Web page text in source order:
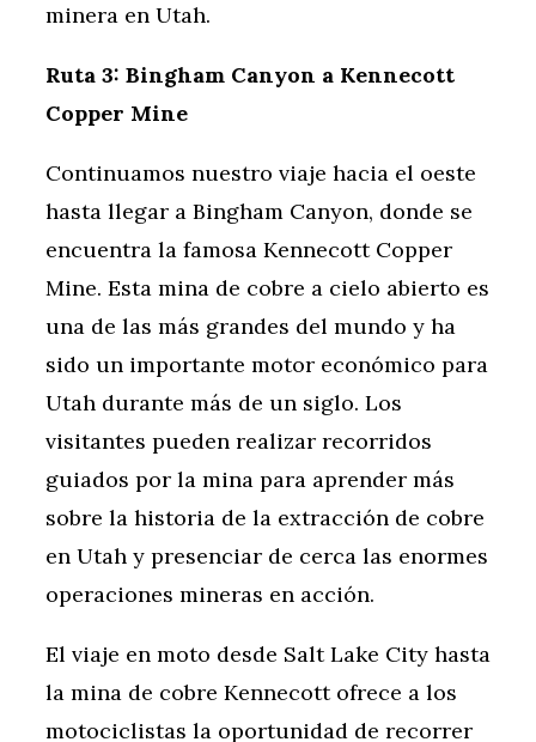
minera en Utah.
Ruta 3: Bingham Canyon a Kennecott
Copper Mine
Continuamos nuestro viaje hacia el oeste
hasta llegar a Bingham Canyon, donde se
encuentra la famosa Kennecott Copper
Mine. Esta mina de cobre a cielo abierto es
una de las más grandes del mundo y ha
sido un importante motor económico para
Utah durante más de un siglo. Los
visitantes pueden realizar recorridos
guiados por la mina para aprender más
sobre la historia de la extracción de cobre
en Utah y presenciar de cerca las enormes
operaciones mineras en acción.
El viaje en moto desde Salt Lake City hasta
la mina de cobre Kennecott ofrece a los
motociclistas la oportunidad de recorrer